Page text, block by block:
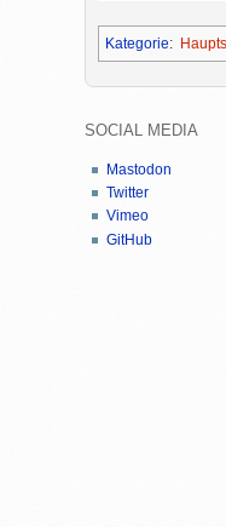
Kategorie:
SOCIAL MEDIA
Mastodon
Twitter
Vimeo
GitHub